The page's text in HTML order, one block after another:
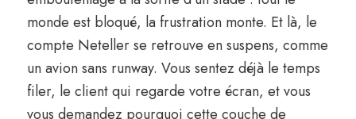
monde est bloqué, la frustration monte. Et là, le
compte Neteller se retrouve en suspens, comme
un avion sans runway. Vous sentez déjà le temps
filer, le client qui regarde votre écran, et vous
vous demandez pourquoi cette couche de